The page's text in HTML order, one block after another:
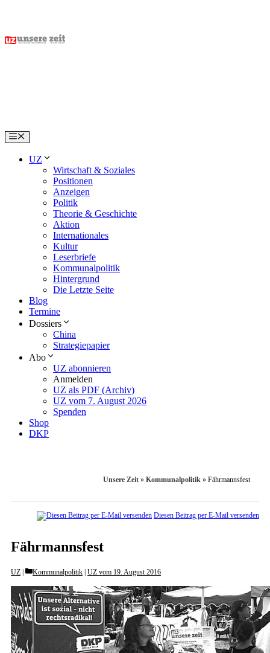
content
Menu
UZ
Wirtschaft & Soziales
Positionen
Anzeigen
Politik
Theorie & Geschichte
Aktion
Internationales
Kultur
Leserbriefe
Kommunalpolitik
Hintergrund
Die Letzte Seite
Blog
Termine
Dossiers
China
Strategiepapier
Abo
UZ abonnieren
Anmelden
UZ als PDF (Archiv)
UZ vom 7. August 2026
Spenden
Shop
DKP
Unsere Zeit » Kommunalpolitik » Fährmannsfest
Diesen Beitrag per E-Mail versenden
Fährmannsfest
UZ Categories
Kommunalpolitik UZ vom 19. August 2016